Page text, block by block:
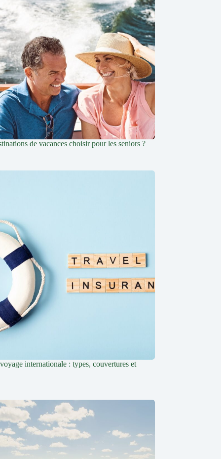
de vacances choisir pour les seniors ?
internationale : types, couvertures et